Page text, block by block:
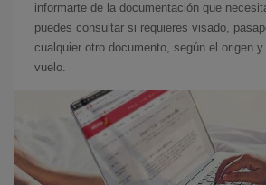
informarte de la documentación que
puedes consultar si requieres visado,
cualquier otro documento, según el origen
vuelo.